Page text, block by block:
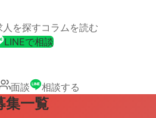
人を探すコラムを読む
LINEで相談
面談 相談する
集一覧